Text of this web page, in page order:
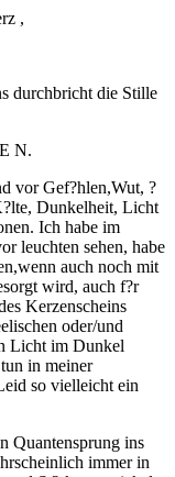
,
durchbricht die Stille
N.
vor Gef?hlen,Wut, ?
Dunkelheit, Licht
Ich habe im
leuchten sehen, habe
auch noch mit
wird, auch f?r
Kerzenscheins
oder/und
Licht im Dunkel
in meiner
so vielleicht ein
Quantensprung ins
immer in